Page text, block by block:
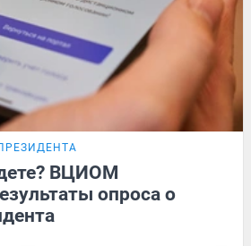
ВЦИОМ
опроса о